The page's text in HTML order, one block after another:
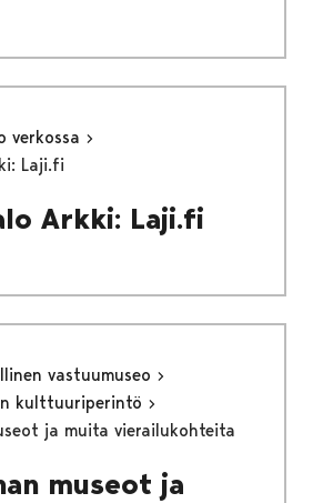
verkossa
Laji.fi
Arkki: Laji.fi
vastuumuseo
kulttuuriperintö
ja muita vierailukohteita
museot ja